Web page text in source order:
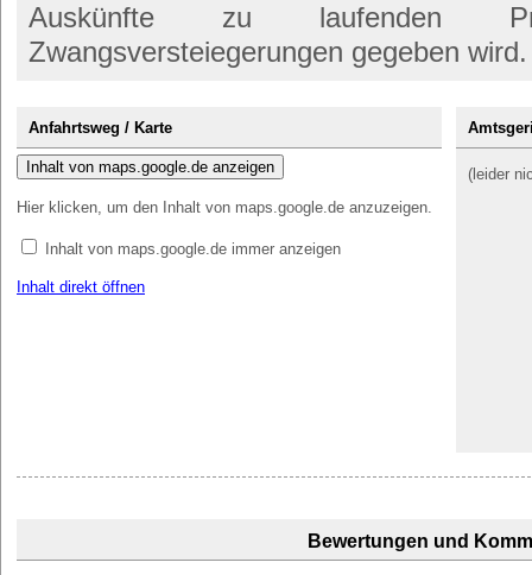
Auskünfte zu laufenden
Zwangsversteiegerungen gegeben wird.
Anfahrtsweg / Karte
Inhalt von maps.google.de anzeigen
Hier klicken, um den Inhalt von maps.google.de anzuzeigen.
Inhalt von maps.google.de immer anzeigen
Inhalt direkt öffnen
(leider
Bewertungen und